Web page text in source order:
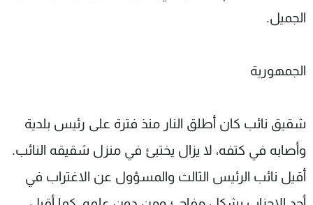
الجميل.
الجمهورية
شقيق نائب كان أطلق النار منذ فترة على رئيس بلدية
وأصابه في كتفه، لا يزال يختبئ في منزل شقيقه النائب.
أقيل نائب الرئيس الثالث والمسؤول عن الاغتراب في